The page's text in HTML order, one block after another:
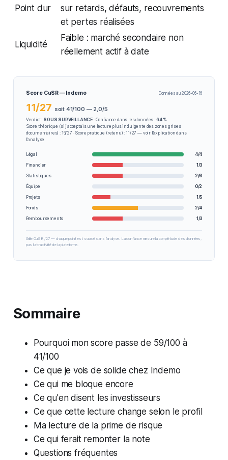
Point dur
sur retards, défauts, recouvrements
et pertes réalisées
Liquidité
Faible : marché secondaire non
réellement actif à date
Score CuSR — Indemo Données au 2026-06-16
11/27 soit 41/100 — 2,0/5
Verdict : SOUS SURVEILLANCE · Confiance dans les données : 64 %
Score théorique (si j’acceptais une lecture plus indulgente des zones grises
documentaires) : 16/27 · Score pratique (retenu) : 11/27 — voir l’explication dans
l’analyse
Légal 4/4
Financier 1/3
Statistiques 2/6
Équipe 0/2
Projets 1/5
Fonds 2/4
Remboursements 1/3
Grille CuSR /27 — chaque point est sourcé dans l'analyse. La confiance mesure la complétude des données,
pas l'attractivité de la plateforme.
Sommaire
Pourquoi mon score passe de 59/100 à
41/100
Ce que je vois de solide chez Indemo
Ce qui me bloque encore
Ce qu'en disent les investisseurs
Ce que cette lecture change selon le profil
Ma lecture de la prime de risque
Ce qui ferait remonter la note
Questions fréquentes